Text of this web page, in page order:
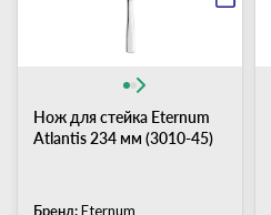
Нож для стейка Eternum
Atlantis 234 мм (3010-45)
Бренд:Eternum